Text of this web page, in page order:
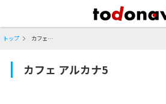
トップ カフェ アルカナ5
カフェ アルカナ5